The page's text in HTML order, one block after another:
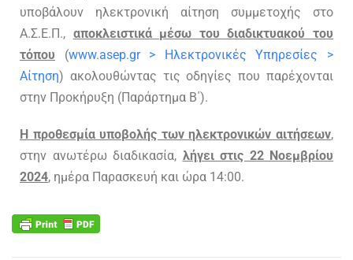
υποβάλουν ηλεκτρονική αίτηση συμμετοχής στο
Α.Σ.Ε.Π., αποκλειστικά μέσω του διαδικτυακού του
τόπου (www.asep.gr > Ηλεκτρονικές Υπηρεσίες >
Αίτηση) ακολουθώντας τις οδηγίες που παρέχονται
στην Προκήρυξη (Παράρτημα Β΄).
Η προθεσμία υποβολής των ηλεκτρονικών αιτήσεων,
στην ανωτέρω διαδικασία, λήγει στις 22 Νοεμβρίου
2024, ημέρα Παρασκευή και ώρα 14:00.